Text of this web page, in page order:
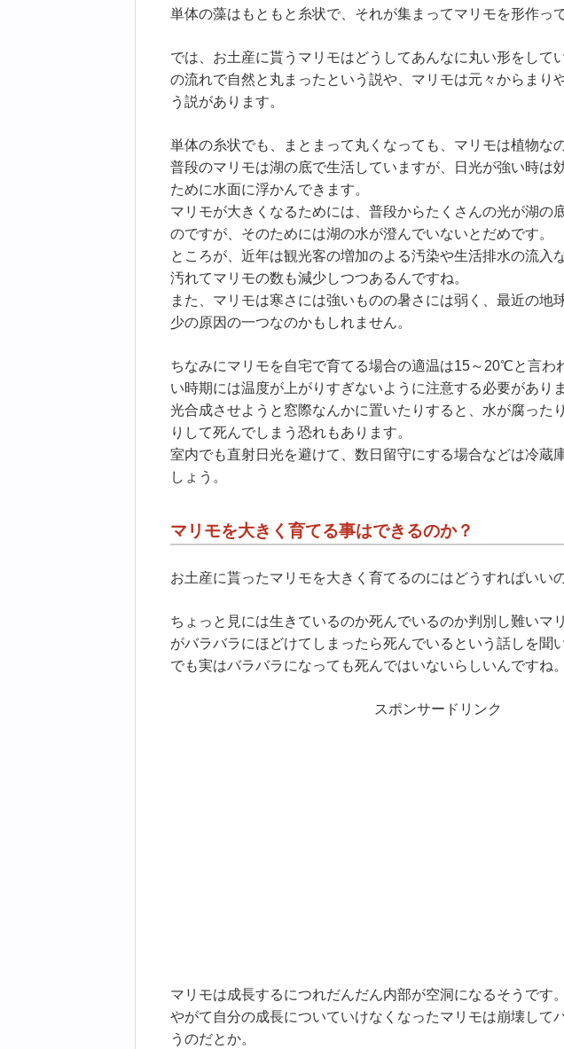
単体の藻はもともと糸状で、それが集まってマリモを形作っ
では、お土産に貰うマリモはどうしてあんなに丸い形をして
の流れで自然と丸まったという説や、マリモは元々からまり
う説があります。
単体の糸状でも、まとまって丸くなっても、マリモは植物な
普段のマリモは湖の底で生活していますが、日光が強い時は
ために水面に浮かんできます。
マリモが大きくなるためには、普段からたくさんの光が湖の
のですが、そのためには湖の水が澄んでいないとだめです。
ところが、近年は観光客の増加のよる汚染や生活排水の流入
汚れてマリモの数も減少しつつあるんですね。
また、マリモは寒さには強いものの暑さには弱く、最近の地
少の原因の一つなのかもしれません。
ちなみにマリモを自宅で育てる場合の適温は15～20℃と言わ
い時期には温度が上がりすぎないように注意する必要がありま
光合成させようと窓際なんかに置いたりすると、水が腐った
りして死んでしまう恐れもあります。
室内でも直射日光を避けて、数日留守にする場合などは冷蔵
しょう。
マリモを大きく育てる事はできるのか？
お土産に貰ったマリモを大きく育てるのにはどうすればいい
ちょっと見には生きているのか死んでいるのか判別し難いマ
がバラバラにほどけてしまったら死んでいるという話しを聞
でも実はバラバラになっても死んではいないらしいんですね。
スポンサードリンク
マリモは成長するにつれだんだん内部が空洞になるそうです。
やがて自分の成長についていけなくなったマリモは崩壊して
うのだとか。